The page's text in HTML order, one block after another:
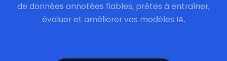
de données annotées fiables, prêtes à entraîner,
évaluer et améliorer vos modèles IA.